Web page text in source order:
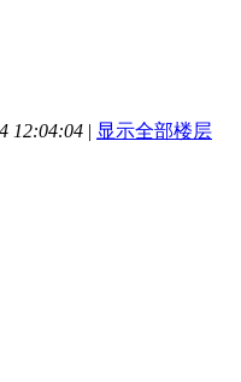
12:04:04 | 显示全部楼层